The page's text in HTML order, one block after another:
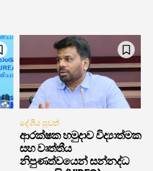
දේශීය පුවත්
ආරක්ෂක හමුදාව විද්‍යාත්මක
සහ වෘත්තීය
නිපුණත්වයෙන් සන්නද්ධ